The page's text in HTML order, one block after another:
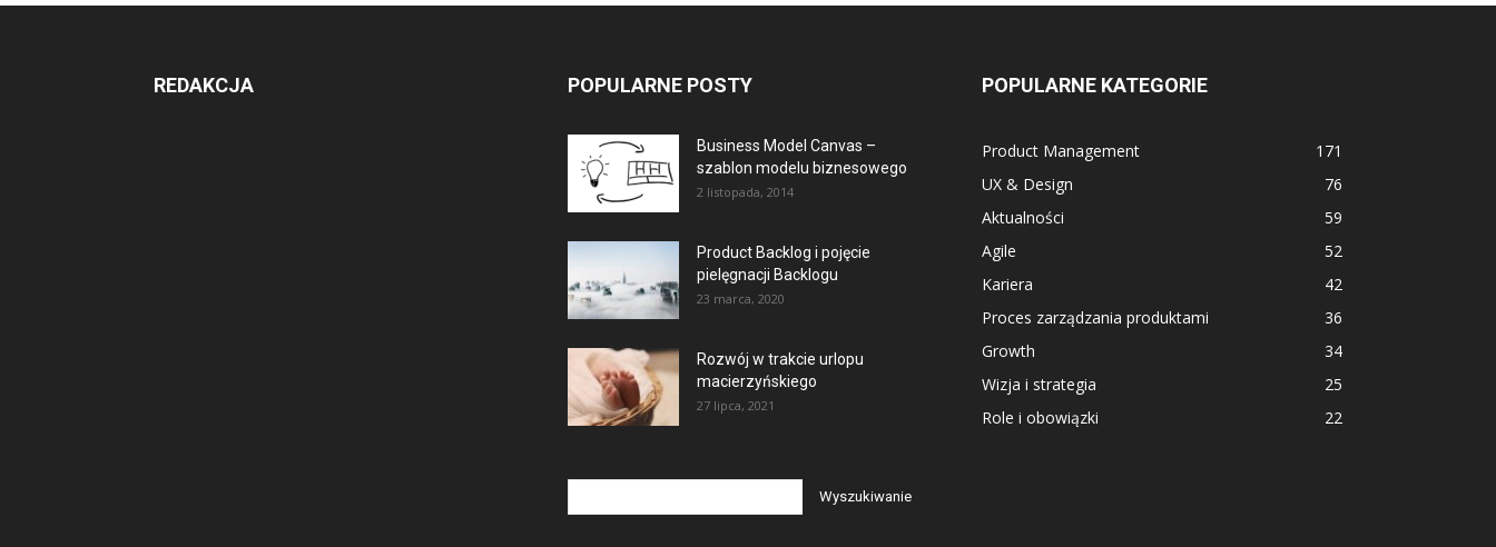
REDAKCJA POPULARNE POSTY
Business Model Canvas –
szablon modelu biznesowego
2 listopada, 2014
Product Backlog i pojęcie
pielęgnacji Backlogu
23 marca, 2020
Rozwój w trakcie urlopu
macierzyńskiego
27 lipca, 2021
POPULARNE KATEGORIE
Product Management
171
UX & Design
76
Aktualności
59
Agile
52
Kariera
42
Proces zarządzania produktami
36
Growth
34
Wizja i strategia
25
Role i obowiązki
22